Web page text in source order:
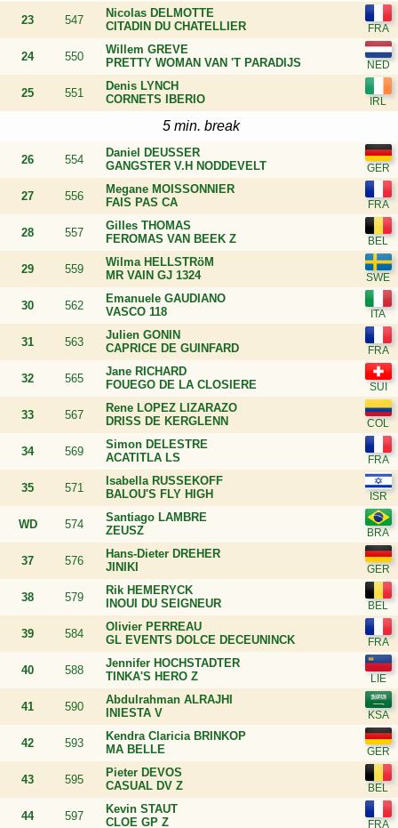
23 547
Nicolas DELMOTTE
CITADIN DU CHATELLIER
24 550
Willem GREVE
PRETTY WOMAN VAN 'T PARADIJS
25 551
Denis LYNCH
CORNETS IBERIO
5 min. break
26 554
Daniel DEUSSER
GANGSTER V.H NODDEVELT
27 556
Megane MOISSONNIER
FAIS PAS CA
28 557
Gilles THOMAS
FEROMAS VAN BEEK Z
29 559
Wilma HELLSTRöM
MR VAIN GJ 1324
30 562
Emanuele GAUDIANO
VASCO 118
31 563
Julien GONIN
CAPRICE DE GUINFARD
32 565
Jane RICHARD
FOUEGO DE LA CLOSIERE
33 567
Rene LOPEZ LIZARAZO
DRISS DE KERGLENN
34 569
Simon DELESTRE
ACATITLA LS
35 571
Isabella RUSSEKOFF
BALOU'S FLY HIGH
WD 574
Santiago LAMBRE
ZEUSZ
37 576
Hans-Dieter DREHER
JINIKI
38 579
Rik HEMERYCK
INOUI DU SEIGNEUR
39 584
Olivier PERREAU
GL EVENTS DOLCE DECEUNINCK
40 588
Jennifer HOCHSTADTER
TINKA'S HERO Z
41 590
Abdulrahman ALRAJHI
INIESTA V
42 593
Kendra Claricia BRINKOP
MA BELLE
43 595
Pieter DEVOS
CASUAL DV Z
44 597
Kevin STAUT
CLOE GP Z